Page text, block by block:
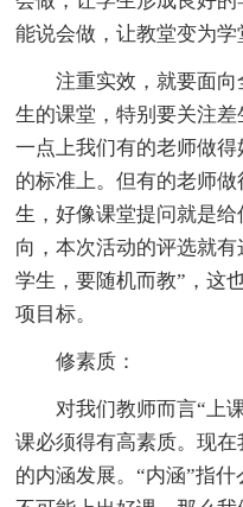
能说会做，让教堂变为学
注重实效，就要面
生的课堂，特别要关注
一点上我们有的老师做
的标准上。但有的老师
生，好像课堂提问就是
向，本次活动的评选就
学生，要随机而教”，这
项目标。
修素质：
对我们教师而言“上
课必须得有高素质。现
的内涵发展。“内涵”指